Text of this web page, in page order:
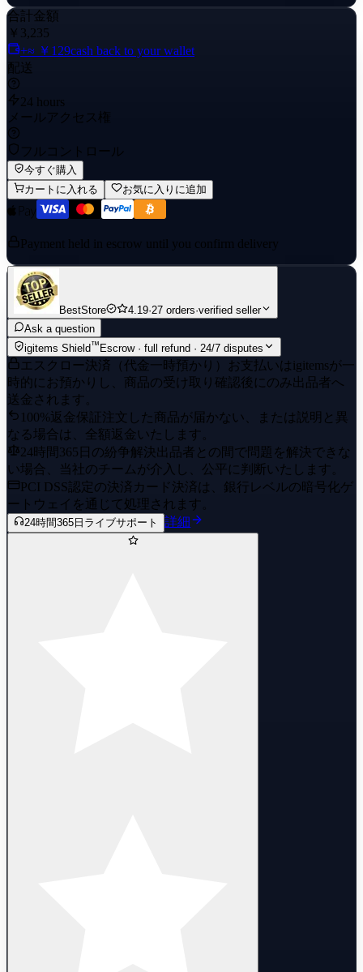
The account includes Call of Duty®: Modern Warfare®
III.
Lowest price on the market.
The product is covered by warranty.
No bans.
After purchase, you become the sole owner of this
account.
You can play online with friends.
This product is not a digital activation key. You gain
access to the account with the game already purchased on
it.
Happy shopping! Don't forget to leave a positive review.
合計金額
￥3,235
+≈ ￥129cash back to your wallet
配送
24 hours
メールアクセス権
フルコントロール
今すぐ購入
カートに入れる
お気に入りに追加
Payment held in escrow until you confirm delivery
BestStore 4.19·27 orders·verified seller
Ask a question
igitems Shield™ Escrow · full refund · 24/7 disputes
エスクロー決済（代金一時預かり）
お支払いはigitemsが一
時的にお預かりし、商品の受け取り確認後にのみ出品者へ
送金されます。
100%返金保証 注文した商品が届かない、または説明と異
なる場合は、全額返金いたします。
24時間365日の紛争解決出品者との間で問題を解決できな
い場合、当社のチームが介入し、公平に判断いたします。
PCI DSS認定の決済 カード決済は、銀行レベルの暗号化ゲ
ートウェイを通じて処理されます。
24時間365日ライブサポート 詳細